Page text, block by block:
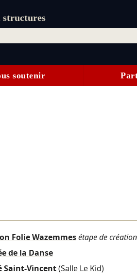
structures
soutenir
Folie Wazemmesétape de création
de la Danse
Saint-Vincent(Salle Le Kid)